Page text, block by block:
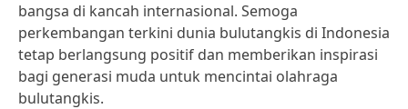
bangsa di kancah internasional. Semoga
perkembangan terkini dunia bulutangkis di Indonesia
tetap berlangsung positif dan memberikan inspirasi
bagi generasi muda untuk mencintai olahraga
bulutangkis.